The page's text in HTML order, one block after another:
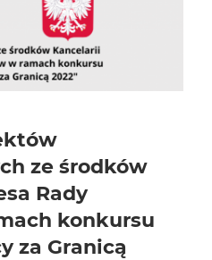
ze środków
Rady
konkursu
za Granicą